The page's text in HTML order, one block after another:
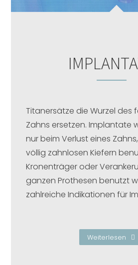
Titanersätze die Wurzel des
Zahns ersetzen. Implantate
nur beim Verlust eines
völlig zahnlosen Kiefern
Kronenträger oder
ganzen Prothesen benutzt
zahlreiche Indikationen für
Weiterlesen